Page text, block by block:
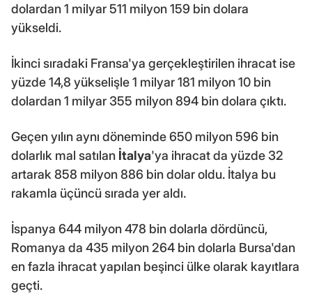
dolardan 1 milyar 511 milyon 159 bin dolara
yükseldi.
İkinci sıradaki Fransa'ya gerçekleştirilen ihracat ise
yüzde 14,8 yükselişle 1 milyar 181 milyon 10 bin
dolardan 1 milyar 355 milyon 894 bin dolara çıktı.
Geçen yılın aynı döneminde 650 milyon 596 bin
dolarlık mal satılan İtalya'ya ihracat da yüzde 32
artarak 858 milyon 886 bin dolar oldu. İtalya bu
rakamla üçüncü sırada yer aldı.
İspanya 644 milyon 478 bin dolarla dördüncü,
Romanya da 435 milyon 264 bin dolarla Bursa'dan
en fazla ihracat yapılan beşinci ülke olarak kayıtlara
geçti.